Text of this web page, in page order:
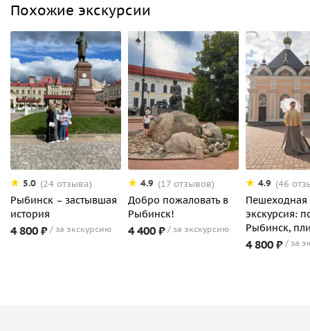
Похожие экскурсии
5.0 (24 отзыва)
Рыбинск – застывшая
история
4 800 ₽ за экскурсию
4.9 (17 отзывов)
Добро пожаловать в
Рыбинск!
4 400 ₽ за экскурсию
4.9 (46
Пешеходная
экскурсия:
Рыбинск,
4 800 ₽ за